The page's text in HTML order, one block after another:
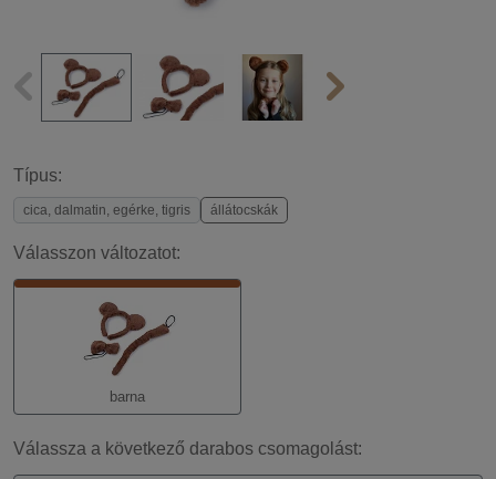
Típus:
cica, dalmatin, egérke, tigris állátocskák
Válasszon változatot:
barna
Válassza a következő darabos csomagolást: